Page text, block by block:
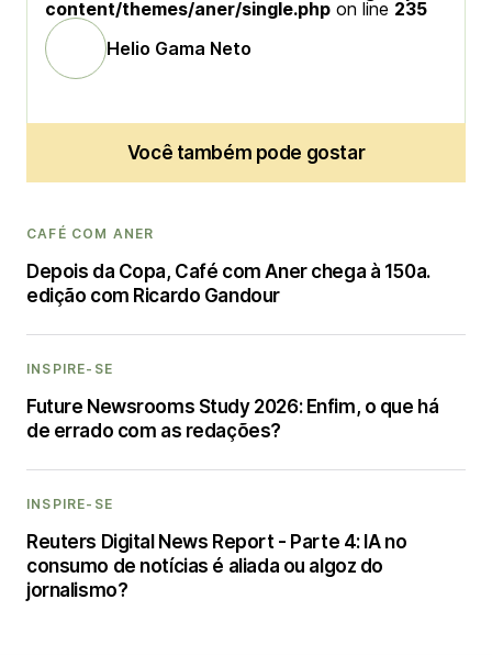
content/themes/aner/single.php on line 235
Helio Gama Neto
Você também pode gostar
CAFÉ COM ANER
Depois da Copa, Café com Aner chega à 150a.
edição com Ricardo Gandour
INSPIRE-SE
Future Newsrooms Study 2026: Enfim, o que há
de errado com as redações?
INSPIRE-SE
Reuters Digital News Report - Parte 4: IA no
consumo de notícias é aliada ou algoz do
jornalismo?